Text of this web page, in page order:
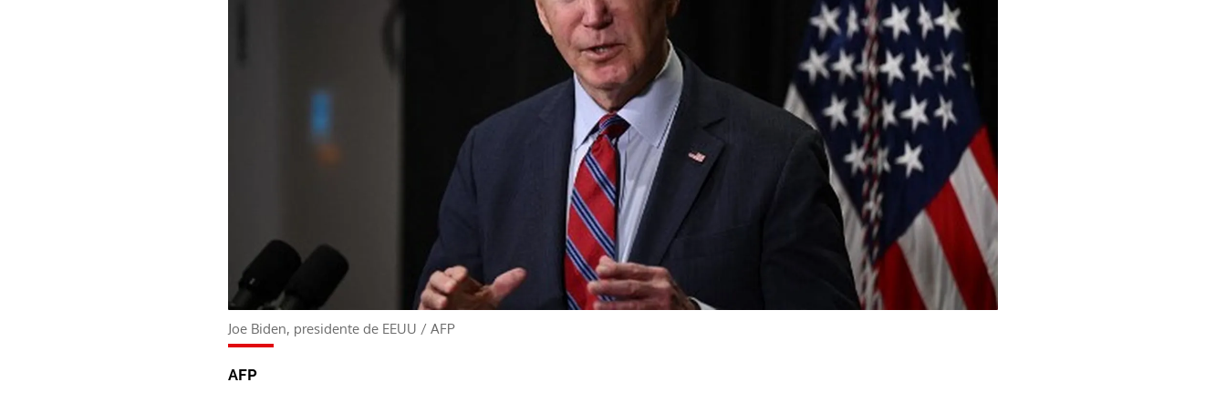
Joe Biden, presidente de EEUU / AFP
AFP